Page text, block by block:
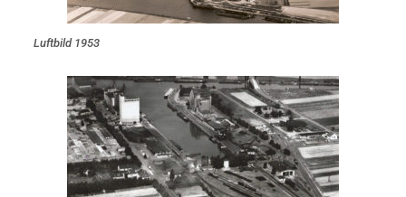
Luftbild 1953